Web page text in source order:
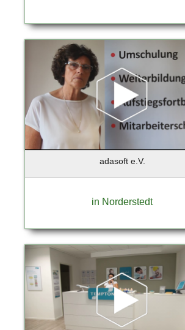
Hamburg (Lokstedt)
Hamburg - Aumühle
Hamburg - Finkenwerder
Hamburg - Harburg
Hamburg Duvenstedt
Handorf
Hannover
Hatten-Munderloh
Henningsdorf
Henstedt-Ulzburg
Himmelpforten
Hochheim
Hochheim am Main
Hohen Neuendorf
Hohenlockstedt
adasoft e.V.
in Norderstedt